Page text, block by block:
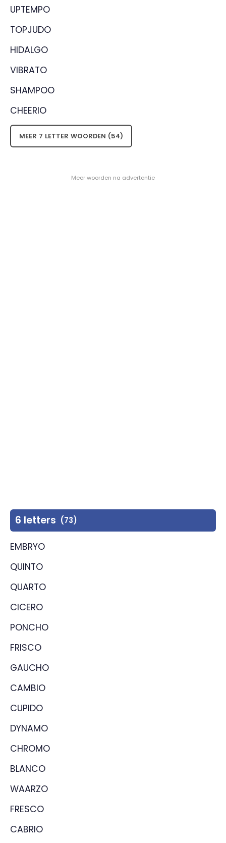
UPTEMPO
TOPJUDO
HIDALGO
VIBRATO
SHAMPOO
CHEERIO
MEER 7 LETTER WOORDEN (54)
- Meer woorden na advertentie -
6 letters (73)
EMBRYO
QUINTO
QUARTO
CICERO
PONCHO
FRISCO
GAUCHO
CAMBIO
CUPIDO
DYNAMO
CHROMO
BLANCO
WAARZO
FRESCO
CABRIO